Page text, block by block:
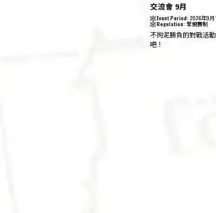
交流會 9月
Event Period:2026年9月
Regulation: 常規賽制
不拘泥勝負的對戰活
吧！